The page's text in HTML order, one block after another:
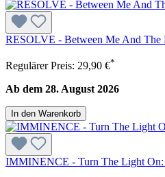
RESOLVE - Between Me And The
Regulärer Preis: 29,90 €*
Ab dem 28. August 2026
In den Warenkorb
IMMINENCE - Turn The Light On: